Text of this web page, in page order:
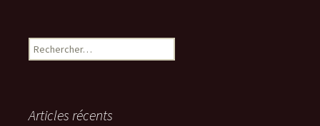
Rechercher :
Articles récents